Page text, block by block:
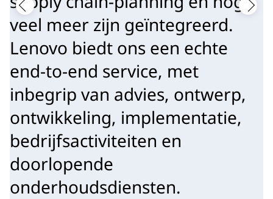
veel meer zijn geïntegreerd.
Lenovo biedt ons een echte
end-to-end service, met
inbegrip van advies, ontwerp,
ontwikkeling, implementatie,
bedrijfsactiviteiten en
doorlopende
onderhoudsdiensten.